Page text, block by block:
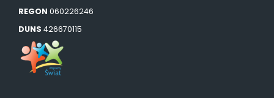
REGON 060226246
DUNS 426670115